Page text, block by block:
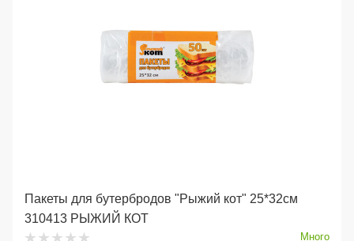
Пакеты для бутербродов "Рыжий кот" 25*32см
310413 РЫЖИЙ КОТ
Много